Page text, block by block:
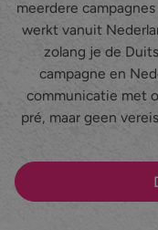
Over ons
Diensten
Leadgeneratie
Branches
Referenties
meerdere
werkt vanuit
zolang je de
campagne en
communicatie met
pré, maar geen